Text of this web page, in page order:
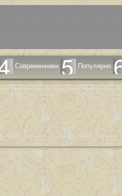
Современники Популярно